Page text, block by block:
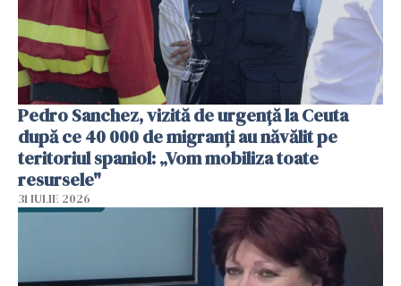
Pedro Sanchez, vizită de urgență la Ceuta
după ce 40 000 de migranți au năvălit pe
teritoriul spaniol: „Vom mobiliza toate
resursele"
31 IULIE 2026